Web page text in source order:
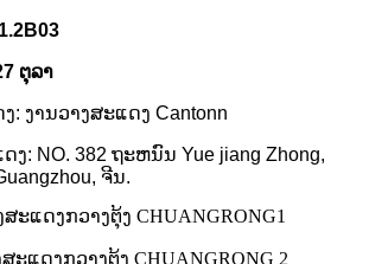
ຕຸລາ
: ງານວາງສະແດງ Cantonn
ງ: NO. 382 ຖະຫນົນ Yue jiang Zhong,
ຈີນ.